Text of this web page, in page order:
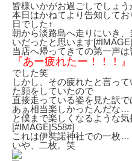
皆様いかがお過ごしでしょう
本日はかねてより告知して
日でした↑
朝から淡路島へ走りにいき
いだったと思います
当店へ帰ってきての第一声は
『あー疲れたー！！！』
でした笑
しかし、その疲れたと言っ
た顔をしていたので
直接走っている姿を見た訳
あぁ相当楽しかったんだな…
と僕まで楽しくなるような
[#IMAGE|S58#]
これは伊奘諾神社での一枚…
いや、二枚。笑